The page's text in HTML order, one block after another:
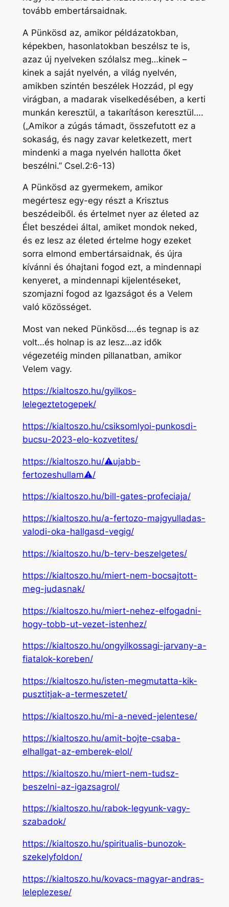
tovább embertársaidnak.
A Pünkösd az, amikor példázatokban,
képekben, hasonlatokban beszélsz te is,
azaz új nyelveken szólalsz meg…kinek –
kinek a saját nyelvén, a világ nyelvén,
amikben szintén beszélek Hozzád, pl egy
virágban, a madarak viselkedésében, a kerti
munkán keresztül, a takarításon keresztül….
(„Amikor a zúgás támadt, összefutott ez a
sokaság, és nagy zavar keletkezett, mert
mindenki a maga nyelvén hallotta őket
beszélni.” Csel.2:6-13)
A Pünkösd az gyermekem, amikor
megértesz egy-egy részt a Krisztus
beszédeiből. és értelmet nyer az életed az
Élet beszédei által, amiket mondok neked,
és ez lesz az életed értelme hogy ezeket
sorra elmond embertársaidnak, és újra
kívánni és óhajtani fogod ezt, a mindennapi
kenyeret, a mindennapi kijelentéseket,
szomjazni fogod az Igazságot és a Velem
való közösséget.
Most van neked Pünkösd….és tegnap is az
volt…és holnap is az lesz…az idők
végezetéig minden pillanatban, amikor
Velem vagy.
https://kialtoszo.hu/gyilkos-
lelegeztetogepek/
https://kialtoszo.hu/csiksomlyoi-punkosdi-
bucsu-2023-elo-kozvetites/
https://kialtoszo.hu/⚠ujabb-
fertozeshullam⚠/
https://kialtoszo.hu/bill-gates-profeciaja/
https://kialtoszo.hu/a-fertozo-majgyulladas-
valodi-oka-hallgasd-vegig/
https://kialtoszo.hu/b-terv-beszelgetes/
https://kialtoszo.hu/miert-nem-bocsajtott-
meg-judasnak/
https://kialtoszo.hu/miert-nehez-elfogadni-
hogy-tobb-ut-vezet-istenhez/
https://kialtoszo.hu/ongyilkossagi-jarvany-a-
fiatalok-koreben/
https://kialtoszo.hu/isten-megmutatta-kik-
pusztitjak-a-termeszetet/
https://kialtoszo.hu/mi-a-neved-jelentese/
https://kialtoszo.hu/amit-bojte-csaba-
elhallgat-az-emberek-elol/
https://kialtoszo.hu/miert-nem-tudsz-
beszelni-az-igazsagrol/
https://kialtoszo.hu/rabok-legyunk-vagy-
szabadok/
https://kialtoszo.hu/spiritualis-bunozok-
szekelyfoldon/
https://kialtoszo.hu/kovacs-magyar-andras-
leleplezese/